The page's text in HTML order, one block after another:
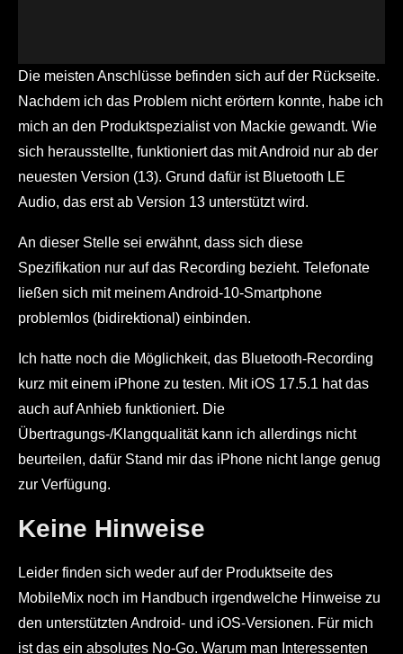
Die meisten Anschlüsse befinden sich auf der Rückseite.
Nachdem ich das Problem nicht erörtern konnte, habe ich
mich an den Produktspezialist von Mackie gewandt. Wie
sich herausstellte, funktioniert das mit Android nur ab der
neuesten Version (13). Grund dafür ist Bluetooth LE
Audio, das erst ab Version 13 unterstützt wird.
An dieser Stelle sei erwähnt, dass sich diese
Spezifikation nur auf das Recording bezieht. Telefonate
ließen sich mit meinem Android-10-Smartphone
problemlos (bidirektional) einbinden.
Ich hatte noch die Möglichkeit, das Bluetooth-Recording
kurz mit einem iPhone zu testen. Mit iOS 17.5.1 hat das
auch auf Anhieb funktioniert. Die
Übertragungs-/Klangqualität kann ich allerdings nicht
beurteilen, dafür Stand mir das iPhone nicht lange genug
zur Verfügung.
Keine Hinweise
Leider finden sich weder auf der Produktseite des
MobileMix noch im Handbuch irgendwelche Hinweise zu
den unterstützten Android- und iOS-Versionen. Für mich
ist das ein absolutes No-Go. Warum man Interessenten